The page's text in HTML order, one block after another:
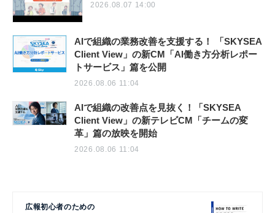
2026.08.07 14:00
AIで組織の業務改善を支援する！ 「SKYSEA
Client View」の新CM「AI働き方分析レポー
トサービス」篇を公開
2026.08.06 11:04
AIで組織の改善点を見抜く！「SKYSEA
Client View」の新テレビCM「チームの変
革」篇の放映を開始
2026.08.06 11:04
広報初心者のための